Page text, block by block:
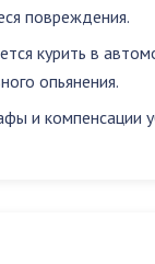
повреждения.
курить в
опьянения.
и компенсации